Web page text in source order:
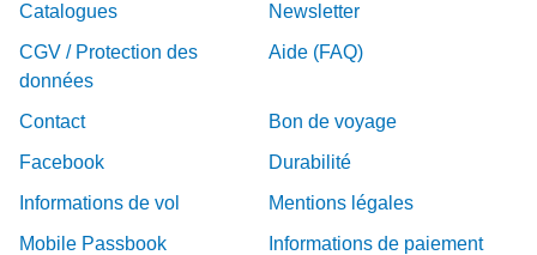
Catalogues
Newsletter
CGV / Protection des
données
Aide (FAQ)
Contact
Bon de voyage
Facebook
Durabilité
Informations de vol
Mentions légales
Mobile Passbook
Informations de paiement